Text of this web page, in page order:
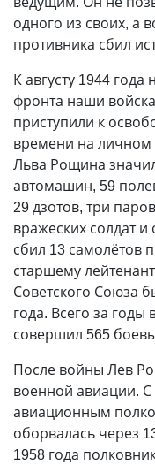
одного из своих, а
противника сбил
К августу 1944
фронта наши
приступили к
времени на личном
Льва Рощина
автомашин, 59
29 дзотов, три
вражеских солдат
сбил 13 самолётов
старшему
Советского Союза
года. Всего за
совершил 565
После войны Лев
военной авиации.
авиационным
оборвалась через
1958 года